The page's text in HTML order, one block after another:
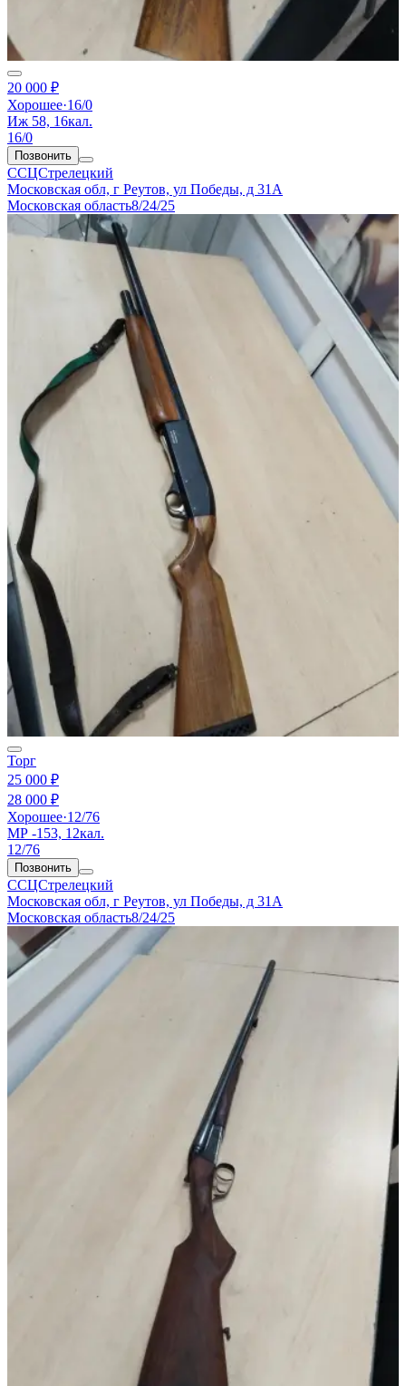
20 000 ₽
Хорошее·16/0
Иж 58, 16кал.
16/0
Позвонить
ССЦСтрелецкий
Московская обл, г Реутов, ул Победы, д 31А
Московская область8/24/25
Торг
25 000 ₽
28 000 ₽
Хорошее·12/76
МР -153, 12кал.
12/76
Позвонить
ССЦСтрелецкий
Московская обл, г Реутов, ул Победы, д 31А
Московская область8/24/25